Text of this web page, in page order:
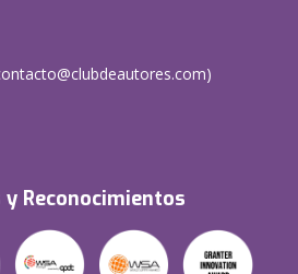
)
y Reconocimientos